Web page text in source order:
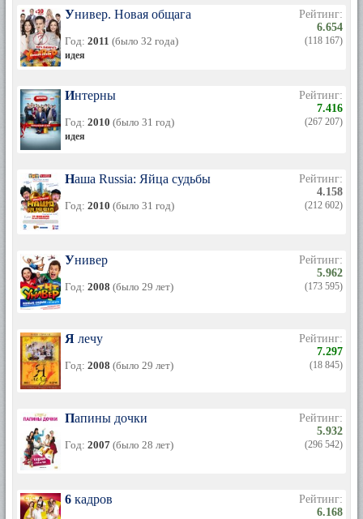
Универ. Новая общага
Год: 2011 (было 32 года)
идея
Рейтинг:
6.654
(118 167)
Интерны
Год: 2010 (было 31 год)
идея
Рейтинг:
7.416
(267 207)
Наша Russia: Яйца судьбы
Год: 2010 (было 31 год)
Рейтинг:
4.158
(212 602)
Универ
Год: 2008 (было 29 лет)
Рейтинг:
5.962
(173 595)
Я лечу
Год: 2008 (было 29 лет)
Рейтинг:
7.297
(18 845)
Папины дочки
Год: 2007 (было 28 лет)
Рейтинг:
5.932
(296 542)
6 кадров
Рейтинг:
6.168